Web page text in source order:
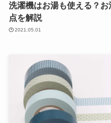
洗濯機はお湯も使える？
点を解説
2021.05.01